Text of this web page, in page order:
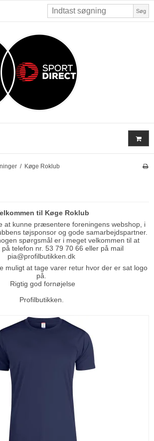
Søg
/ Køge Roklub
til Køge Roklub
at kunne præsentere foreningens webshop, i
tøjsponsor og gode samarbejdspartner.
spørgsmål er i meget velkommen til at
på telefon nr. 53 79 70 66 eller på mail
pia@profilbutikken.dk
muligt at tage varer retur hvor der er sat logo
på.
Rigtig god fornøjelse
Profilbutikken.